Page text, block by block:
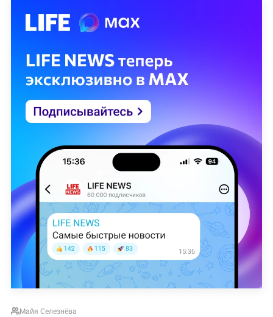
Майя Селезнёва